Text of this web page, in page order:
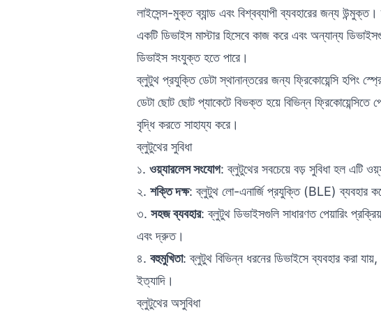
লাইসেন্স-মুক্ত ব্যান্ড এবং বিশ্বব্যাপী ব্যবহারের জন্য
একটি ডিভাইস মাস্টার হিসেবে কাজ করে এবং অন্যান্য
ডিভাইস সংযুক্ত হতে পারে।
ব্লুটুথ প্রযুক্তি ডেটা স্থানান্তরের জন্য ফ্রিকোয়েন্সি হপিং
ডেটা ছোট ছোট প্যাকেটে বিভক্ত হয়ে বিভিন্ন ফ্রিকোয়েন্সিতে
বৃদ্ধি করতে সাহায্য করে।
ব্লুটুথের সুবিধা
১. ওয়্যারলেস সংযোগ: ব্লুটুথের সবচেয়ে বড় সুবিধা হল এটি
২. শক্তি দক্ষ: ব্লুটুথ লো-এনার্জি প্রযুক্তি (BLE) ব্যবহার
৩. সহজ ব্যবহার: ব্লুটুথ ডিভাইসগুলি সাধারণত পেয়ারিং
এবং দ্রুত।
৪. বহুমুখিতা: ব্লুটুথ বিভিন্ন ধরনের ডিভাইসে ব্যবহার করা
ইত্যাদি।
ব্লুটুথের অসুবিধা